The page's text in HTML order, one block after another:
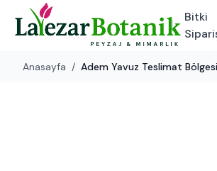
Bitki
Anasayfa / Adem Yavuz Teslimat Bölgesi